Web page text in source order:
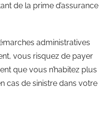
de la prime d’assurance
administratives
vous risquez de payer
que vous n’habitez plus
cas de sinistre dans votre